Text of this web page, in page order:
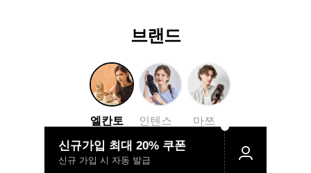
브랜드
엘칸토 인텐스 마쯔
신규가입 최대 20% 쿠폰
신규 가입 시 자동 발급